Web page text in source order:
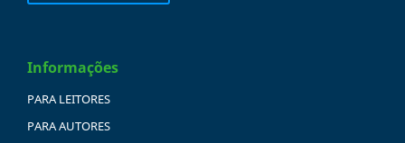
Informações
PARA LEITORES
PARA AUTORES